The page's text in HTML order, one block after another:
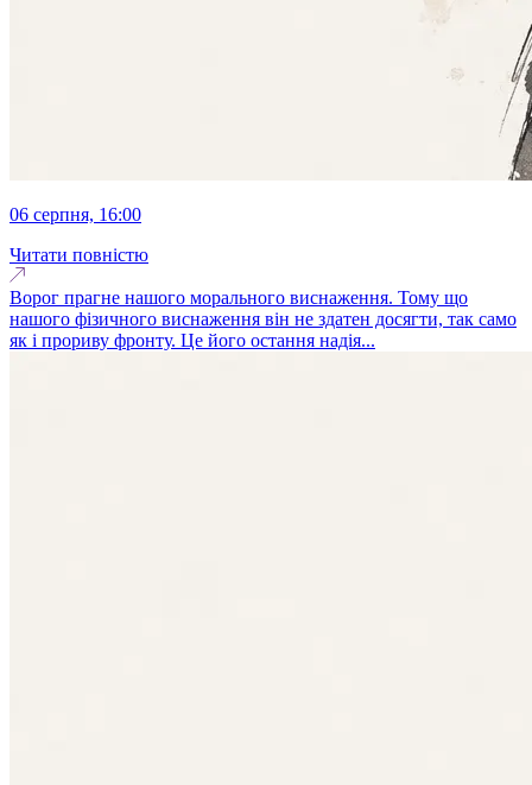
06 серпня, 16:00
Читати повністю
Ворог прагне нашого морального виснаження. Тому що
нашого фізичного виснаження він не здатен досягти, так само
як і прориву фронту. Це його остання надія...